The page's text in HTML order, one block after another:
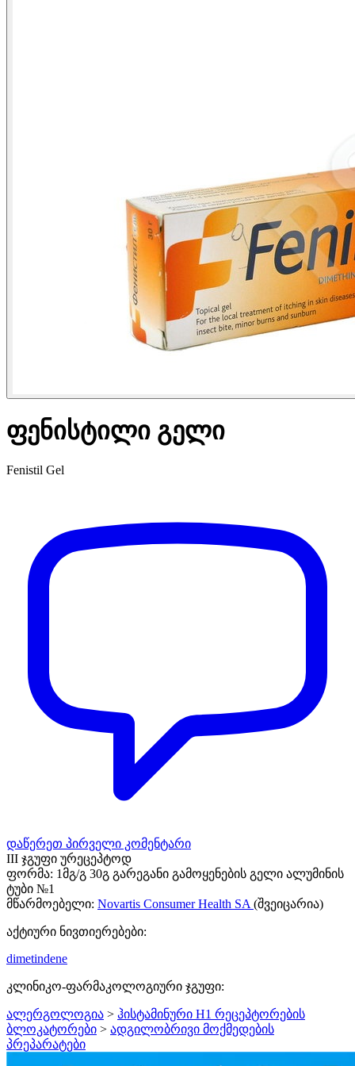
ფენისტილი გელი
Fenistil Gel
დაწერეთ პირველი კომენტარი
III ჯგუფი ურეცეპტოდ
ფორმა: 1მგ/გ 30გ გარეგანი გამოყენების გელი ალუმინის
ტუბი №1
მწარმოებელი: Novartis Consumer Health SA (შვეიცარია)
აქტიური ნივთიერებები:
dimetindene
კლინიკო-ფარმაკოლოგიური ჯგუფი:
ალერგოლოგია > ჰისტამინური H1 რეცეპტორების
ბლოკატორები > ადგილობრივი მოქმედების
პრეპარატები